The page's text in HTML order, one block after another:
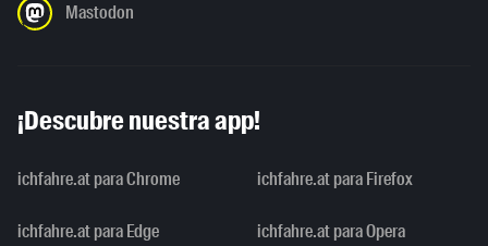
Mastodon
¡Descubre nuestra app!
ichfahre.at para Chrome ichfahre.at para Firefox
ichfahre.at para Edge ichfahre.at para Opera